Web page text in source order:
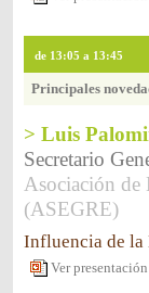
de 13:05 a 13:45
Principales
> Luis
Secretario
Asociación de
(ASEGRE)
Influencia de la
Ver presentación